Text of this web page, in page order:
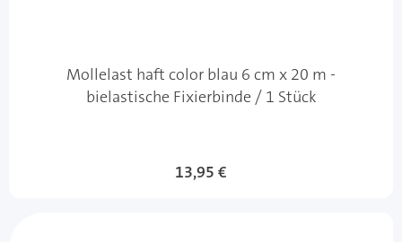
Mollelast haft color blau 6 cm x 20 m -
bielastische Fixierbinde / 1 Stück
13,95 €